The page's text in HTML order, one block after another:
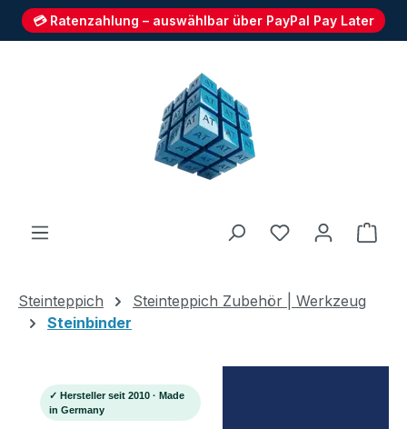
💳 Ratenzahlung – auswählbar über PayPal Pay Later
Du hast 0
Steinteppich
Steinteppich Zubehör | Werkzeug
Steinbinder
✓ Hersteller seit 2010 · Made
in Germany